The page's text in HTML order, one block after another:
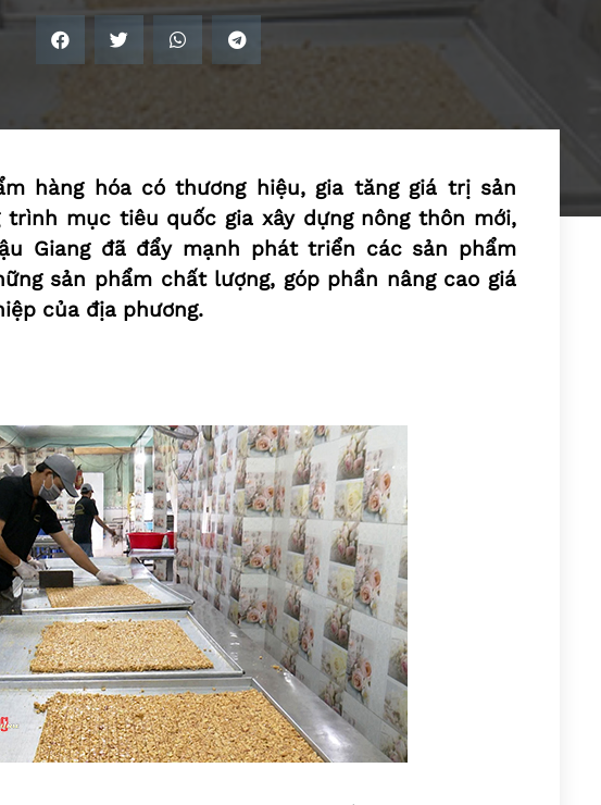
hàng hóa có thương hiệu, gia tăng giá trị sản
trình mục tiêu quốc gia xây dựng nông thôn mới,
Giang đã đẩy mạnh phát triển các sản phẩm
sản phẩm chất lượng, góp phần nâng cao giá
của địa phương.